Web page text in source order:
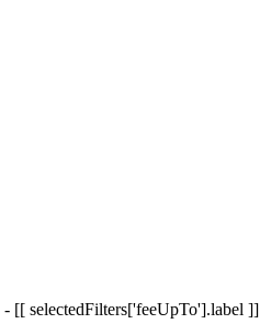
- [[ selectedFilters['feeUpTo'].label ]]